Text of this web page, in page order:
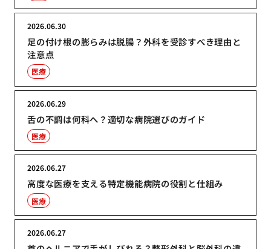
足の付け根の膨らみは脱腸？外科を受診すべき理由と
注意点
2026.06.30
医療
舌の不調は何科へ？適切な病院選びのガイド
2026.06.29
医療
高度な医療を支える特定機能病院の役割と仕組み
2026.06.27
医療
2026.06.27